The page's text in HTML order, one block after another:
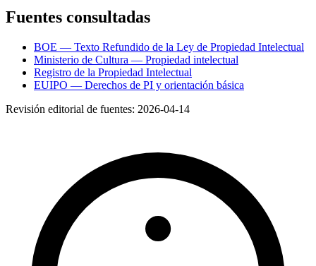
Fuentes consultadas
BOE — Texto Refundido de la Ley de Propiedad Intelectual
Ministerio de Cultura — Propiedad intelectual
Registro de la Propiedad Intelectual
EUIPO — Derechos de PI y orientación básica
Revisión editorial de fuentes: 2026-04-14